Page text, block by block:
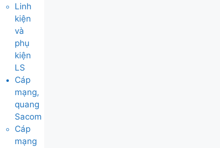
Linh
kiện
và
phụ
kiện
LS
Cáp
mạng,
quang
Sacom
Cáp
mạng